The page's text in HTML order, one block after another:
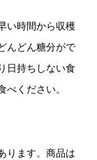
い時間から収穫
んどん糖分がで
日持ちしない食
ください。
ります。商品は